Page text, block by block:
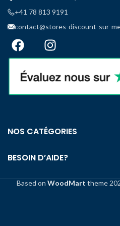
+41 78 813 9191
contact@stores-discount-sur-
NOS CATÉGORIES
BESOIN D’AIDE?
Based on WoodMart theme